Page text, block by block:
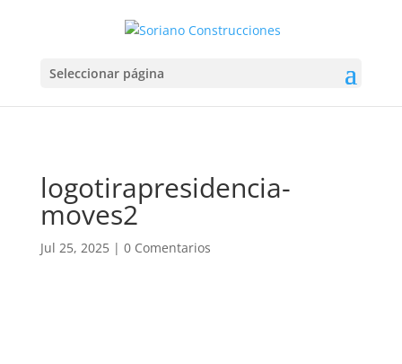
Seleccionar página
logotirapresidencia-
moves2
Jul 25, 2025| 0 Comentarios